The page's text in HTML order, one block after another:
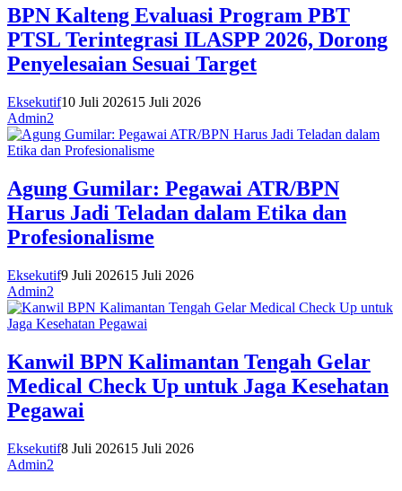
BPN Kalteng Evaluasi Program PBT
PTSL Terintegrasi ILASPP 2026, Dorong
Penyelesaian Sesuai Target
Eksekutif10 Juli 202615 Juli 2026
Admin2
Agung Gumilar: Pegawai ATR/BPN
Harus Jadi Teladan dalam Etika dan
Profesionalisme
Eksekutif9 Juli 202615 Juli 2026
Admin2
Kanwil BPN Kalimantan Tengah Gelar
Medical Check Up untuk Jaga Kesehatan
Pegawai
Eksekutif8 Juli 202615 Juli 2026
Admin2